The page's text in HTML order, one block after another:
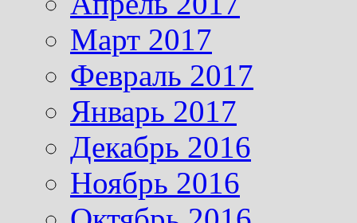
Март 2017
Февраль 2017
Январь 2017
Декабрь 2016
Ноябрь 2016